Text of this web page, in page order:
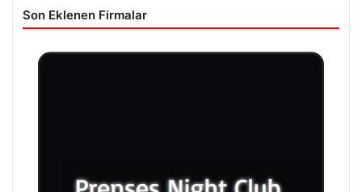
Son Eklenen Firmalar